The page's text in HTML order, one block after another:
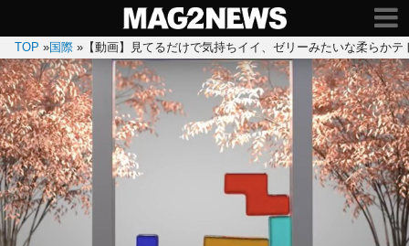
TOP »国際 » 【動画】見てるだけで気持ちイイ、ゼリーみたいな柔らかテ